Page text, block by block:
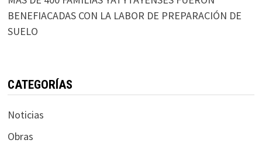
BENEFIACADAS CON LA LABOR DE PREPARACIÓN DE
SUELO
CATEGORÍAS
Noticias
Obras